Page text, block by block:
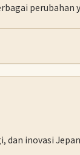
perubahan
inovasi